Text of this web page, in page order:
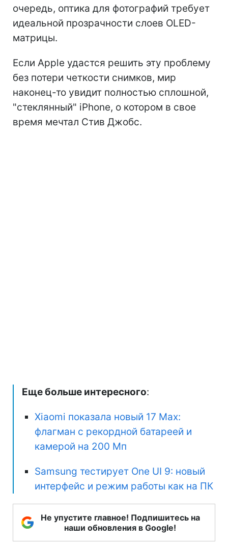
очередь, оптика для фотографий требует
идеальной прозрачности слоев OLED-
матрицы.
Если Apple удастся решить эту проблему
без потери четкости снимков, мир
наконец-то увидит полностью сплошной,
"стеклянный" iPhone, о котором в свое
время мечтал Стив Джобс.
Еще больше интересного:
Xiaomi показала новый 17 Max:
флагман с рекордной батареей и
камерой на 200 Мп
Samsung тестирует One UI 9: новый
интерфейс и режим работы как на ПК
Не упустите главное! Подпишитесь на
наши обновления в Google!